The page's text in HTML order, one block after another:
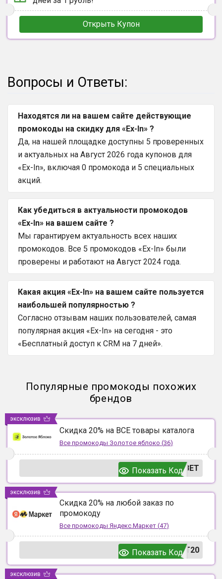
Открыть Купон
Вопросы и Ответы:
Находятся ли на вашем сайте действующие
промокоды на скидку для «Ex-In» ?
Да, на нашей площадке доступны 5 проверенных
и актуальных на Август 2026 года купонов для
«Ex-In», включая 0 промокода и 5 специальных
акций.
Как убедиться в актуальности промокодов
«Ex-In» на вашем сайте ?
Мы гарантируем актуальность всех наших
промокодов. Все 5 промокодов «Ex-In» были
проверены и работают на Август 2024 года.
Какая акция «Ex-In» на вашем сайте пользуется
наибольшей популярностью ?
Согласно отзывам наших пользователей, самая
популярная акция «Ex-In» на сегодня - это
«Бесплатный доступ к CRM на 7 дней».
Популярные промокоды похожих
брендов
Скидка 20% на ВСЕ товары каталога
Все промокоды Золотое яблоко (36)
ВЕТ
Показать Код
эксклюзив
Скидка 20% на любой заказ по
промокоду
Все промокоды Яндекс.Маркет (47)
T20
Показать Код
эксклюзив
эксклюзив